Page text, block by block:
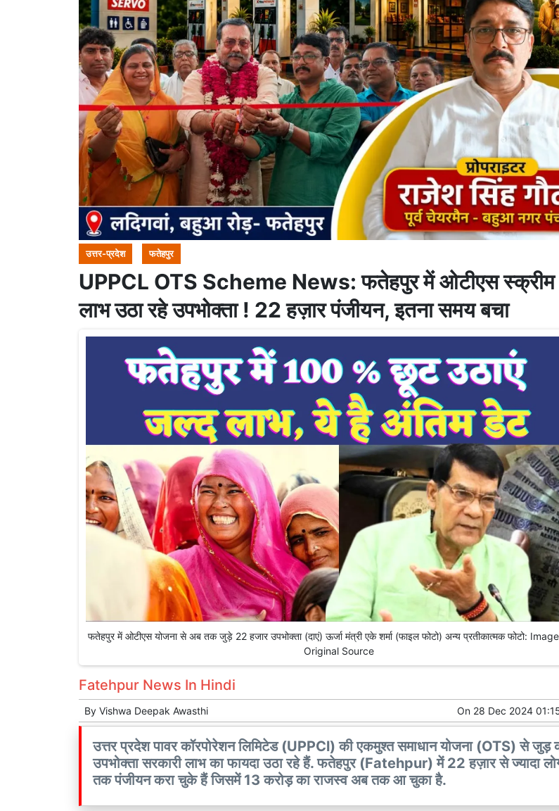
उत्तर-प्रदेश फतेहपुर
UPPCL OTS Scheme News: फतेहपुर में ओटीएस
लाभ उठा रहे उपभोक्ता ! 22 हज़ार पंजीयन, इतना समय बचा
फतेहपुर में ओटीएस योजना से अब तक जुड़े 22 हजार उपभोक्ता (दाएं) ऊर्जा मंत्री एके शर्मा (फाइल फोटो) अन्य प्रतीकात्मक फोटो:
Original Source
Fatehpur News In Hindi
By Vishwa Deepak Awasthi On 28 Dec 2024
उत्तर प्रदेश पावर कॉरपोरेशन लिमिटेड (UPPCl) की एकमुश्त समाधान योजना (OTS) से जुड़
उपभोक्ता सरकारी लाभ का फायदा उठा रहे हैं. फतेहपुर (Fatehpur) में 22 हज़ार से ज्यादा
तक पंजीयन करा चुके हैं जिसमें 13 करोड़ का राजस्व अब तक आ चुका है.